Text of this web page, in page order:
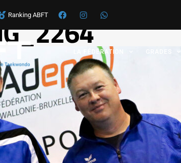
Ranking ABFT
LA FÉDÉRATION